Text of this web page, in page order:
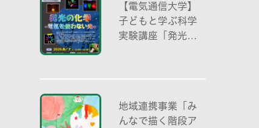
【電気通信大学】
子どもと学ぶ科学
実験講座「発光の
地域連携事業「み
んなで描く階段ア